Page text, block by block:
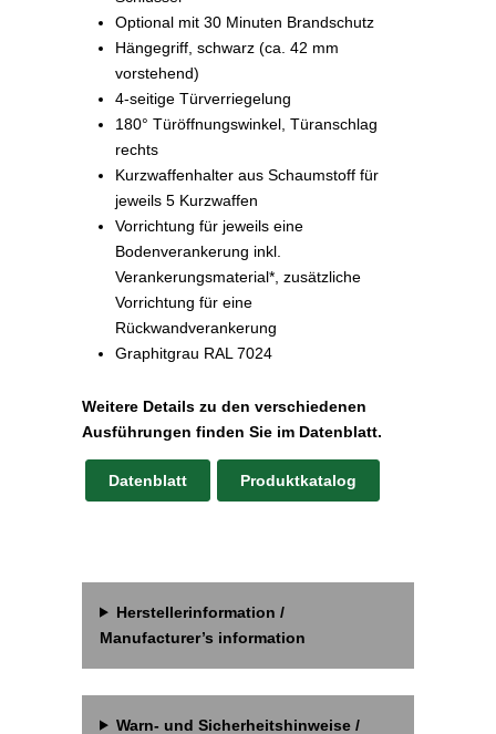
Optional mit 30 Minuten Brandschutz
Hängegriff, schwarz (ca. 42 mm
vorstehend)
4-seitige Türverriegelung
180° Türöffnungswinkel, Türanschlag
rechts
Kurzwaffenhalter aus Schaumstoff für
jeweils 5 Kurzwaffen
Vorrichtung für jeweils eine
Bodenverankerung inkl.
Verankerungsmaterial*, zusätzliche
Vorrichtung für eine
Rückwandverankerung
Graphitgrau RAL 7024
Weitere Details zu den verschiedenen
Ausführungen finden Sie im Datenblatt.
Datenblatt Produktkatalog
Herstellerinformation /
Manufacturer’s information
Warn- und Sicherheitshinweise /